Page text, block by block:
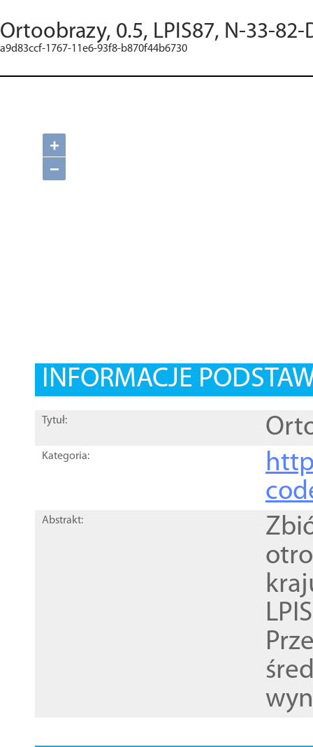
Ortoobrazy, 0.5, LPIS87, N-33-82-
a9d83ccf-1767-11e6-93f8-b870f44b6730
+
−
INFORMACJE
Tytuł:
Kategoria:
Abstrakt: